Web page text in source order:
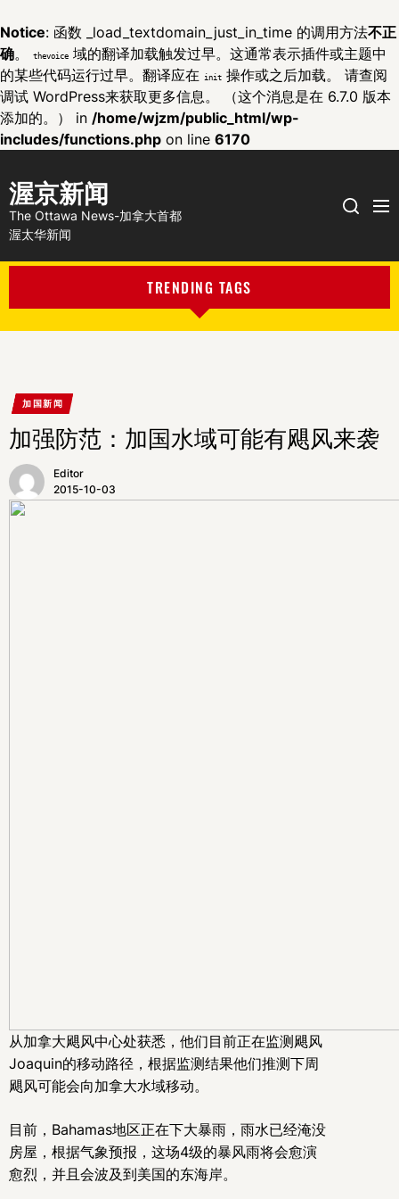
Notice: 函数 _load_textdomain_just_in_time 的调用方法不正
确。 thevoice 域的翻译加载触发过早。这通常表示插件或主题中
的某些代码运行过早。翻译应在
init 操作或之后加载。 请查阅
调试 WordPress来获取更多信息。 （这个消息是在 6.7.0 版本
添加的。） in /home/wjzm/public_html/wp-
includes/functions.php on line 6170
渥京新闻
The Ottawa News-加拿大首都
渥太华新闻
Search
TRENDING TAGS
加国新闻
加强防范：加国水域可能有飓风来袭
Editor
2015-10-03
从加拿大飓风中心处获悉，他们目前正在监测飓风
Joaquin的移动路径，根据监测结果他们推测下周
飓风可能会向加拿大水域移动。
目前，Bahamas地区正在下大暴雨，雨水已经淹没
房屋，根据气象预报，这场4级的暴风雨将会愈演
愈烈，并且会波及到美国的东海岸。